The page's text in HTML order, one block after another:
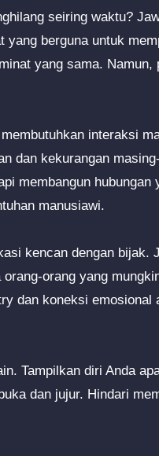
seiring waktu?
berguna untuk
yang sama. Namun,
interaksi
dan kekurangan
membangun hubungan
manusiawi.
kencan dengan bijak.
orang yang
dan koneksi emosional
Tampilkan diri Anda
dan jujur. Hindari